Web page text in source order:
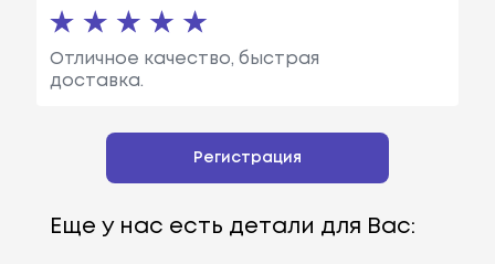
Отличное качество, быстрая
доставка.
Регистрация
Еще у нас есть детали для Вас: